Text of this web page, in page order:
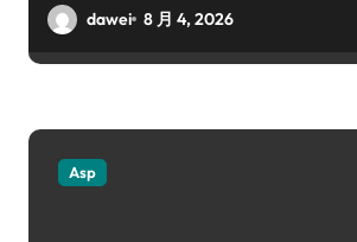
dawei 8 月 4, 2026
Asp